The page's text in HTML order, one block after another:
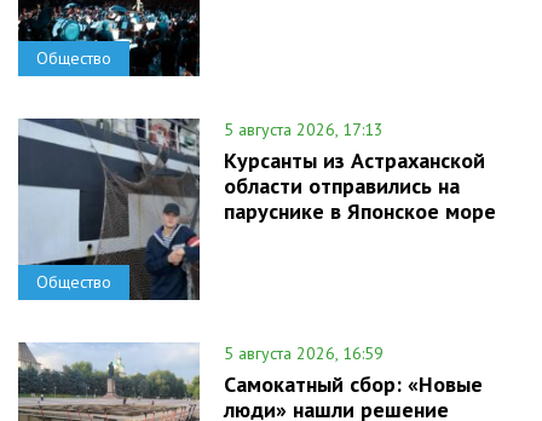
Общество
Общество
5 августа 2026, 17:13
Курсанты из Астраханской
области отправились на
паруснике в Японское море
5 августа 2026, 16:59
Самокатный сбор: «Новые
люди» нашли решение